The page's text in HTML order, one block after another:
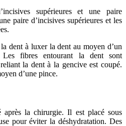
supérieures et une paire
paire d’incisives supérieures et les
dent à luxer la dent au moyen d’un
Les fibres entourant la dent sont
la dent à la gencive est coupé.
d’une pince.
après la chirurgie. Il est placé sous
pour éviter la déshydratation. Des